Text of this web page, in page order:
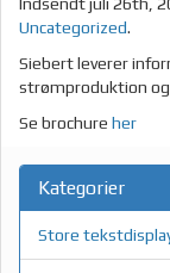
Uncategorized.
Siebert leverer
strømproduktion
Se brochure her
Kategorier
Store